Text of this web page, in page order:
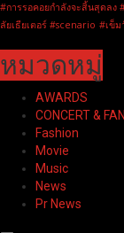
#การรอคอยกำลังจะสิ้นสุดลง
ลัยเธียเตอร์ #scenario #เข็ม
หมวดหมู่
AWARDS
CONCERT &
Fashion
Movie
Music
News
Pr News